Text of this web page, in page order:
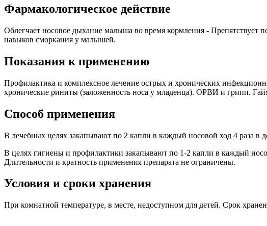
Фармакологическое действие
Облегчает носовое дыхание малыша во время кормления - Препятствует
навыков сморкания у малышей.
Показания к применению
Профилактика и комплексное лечение острых и хронических
хронические риниты (заложенность носа у младенца). ОРВИ и грипп.
Способ применения
В лечебных целях закапывают по 2 капли в каждый носовой ход 4 раза в
В целях гигиены и профилактики закапывают по 1-2 капли в каждый
Длительности и кратность применения препарата не ограничены.
Условия и сроки хранения
При комнатной температуре, в месте, недоступном для детей. Срок